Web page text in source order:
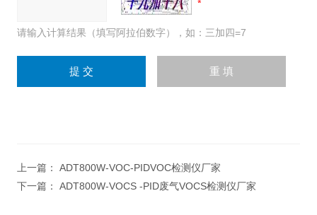
请输入计算结果（填写阿拉伯数字），如：三加四=7
上一篇： ADT800W-VOC-PIDVOC检测仪厂家
下一篇： ADT800W-VOCS -PID废气VOCS检测仪厂家